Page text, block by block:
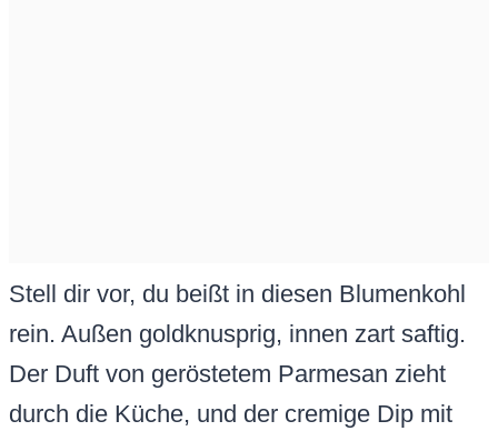
Stell dir vor, du beißt in diesen Blumenkohl
rein. Außen goldknusprig, innen zart saftig.
Der Duft von geröstetem Parmesan zieht
durch die Küche, und der cremige Dip mit